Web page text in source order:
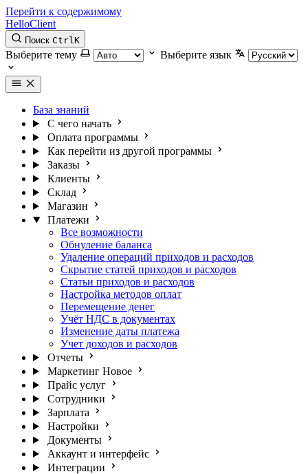
Перейти к содержимому
HelloClient
Поиск CtrlK
Выберите тему Выберите язык
База знаний
С чего начать
Оплата программы
Как перейти из другой программы
Заказы
Клиенты
Склад
Магазин
Платежи
Все возможности
Обнуление баланса
Удаление операций приходов и расходов
Скрытие статей приходов и расходов
Статьи приходов и расходов
Настройка методов оплат
Перемещение денег
Учёт НДС в документах
Изменение даты платежа
Учет доходов и расходов
Отчеты
Маркетинг Новое
Прайс услуг
Сотрудники
Зарплата
Настройки
Документы
Аккаунт и интерфейс
Интеграции